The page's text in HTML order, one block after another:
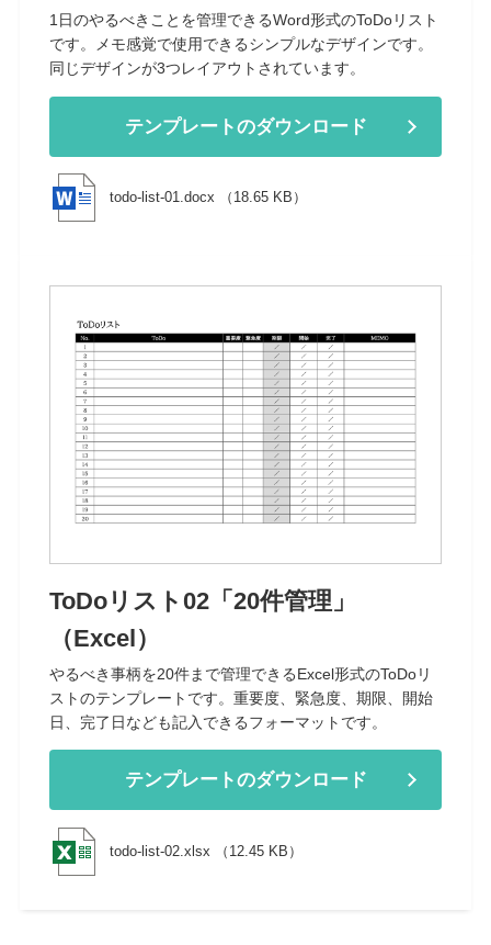
1日のやるべきことを管理できるWord形式のToDoリスト
です。メモ感覚で使用できるシンプルなデザインです。
同じデザインが3つレイアウトされています。
テンプレートのダウンロード
todo-list-01.docx （18.65 KB）
ToDoリスト02「20件管理」
（Excel）
やるべき事柄を20件まで管理できるExcel形式のToDoリ
ストのテンプレートです。重要度、緊急度、期限、開始
日、完了日なども記入できるフォーマットです。
テンプレートのダウンロード
todo-list-02.xlsx （12.45 KB）